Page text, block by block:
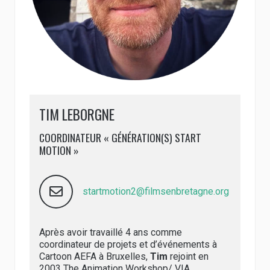
TIM LEBORGNE
COORDINATEUR « GÉNÉRATION(S) START
MOTION »
startmotion2@filmsenbretagne.org
Après avoir travaillé 4 ans comme
coordinateur de projets et d’événements à
Cartoon AEFA à Bruxelles, Tim rejoint en